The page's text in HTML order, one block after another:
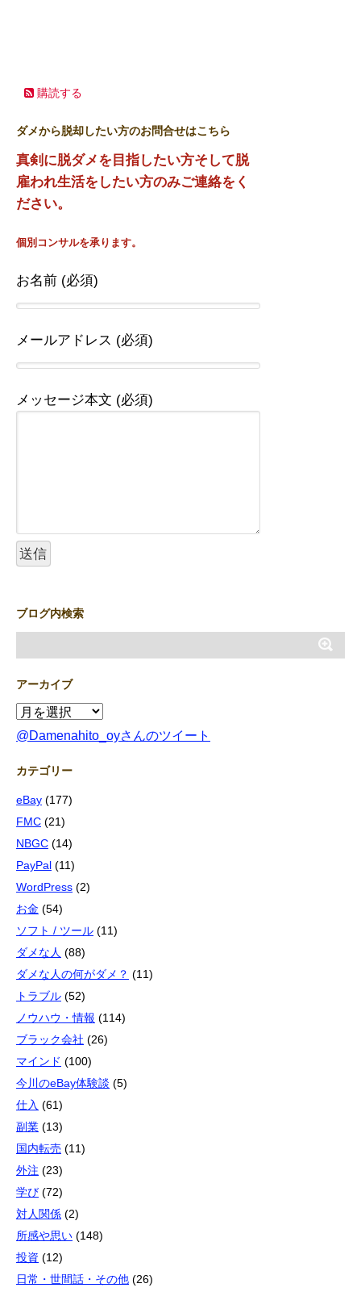
購読する
ダメから脱却したい方のお問合せはこちら
真剣に脱ダメを目指したい方そして脱
雇われ生活をしたい方のみご連絡をく
ださい。
個別コンサルを承ります。
お名前 (必須)
メールアドレス (必須)
メッセージ本文 (必須)
ブログ内検索
アーカイブ
@Damenahito_oyさんのツイート
カテゴリー
eBay (177)
FMC (21)
NBGC (14)
PayPal (11)
WordPress (2)
お金 (54)
ソフト / ツール (11)
ダメな人 (88)
ダメな人の何がダメ？ (11)
トラブル (52)
ノウハウ・情報 (114)
ブラック会社 (26)
マインド (100)
今川のeBay体験談 (5)
仕入 (61)
副業 (13)
国内転売 (11)
外注 (23)
学び (72)
対人関係 (2)
所感や思い (148)
投資 (12)
日常・世間話・その他 (26)